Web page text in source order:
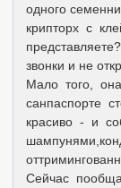
одного
крипторх с
звонки и не
Мало того,
санпаспорте
красиво - и
Сейчас